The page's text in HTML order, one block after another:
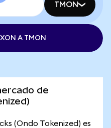
TMON
A TMON
de
(Ondo Tokenized) es